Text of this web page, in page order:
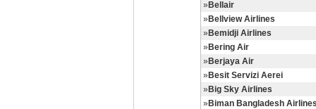
» Bellair
»Bellview Airlines
» Bemidji Airlines
»Bering Air
» Berjaya Air
»Besit Servizi Aerei
» Big Sky Airlines
»Biman Bangladesh Airlines